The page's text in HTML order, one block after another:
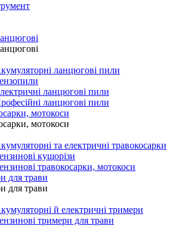
ланцюгові пили
ланцюгові пили
ланцюгові пили
мотокоси
мотокоси
та електричні травокосарки
кущорізи
травокосарки, мотокоси
для трави
для трави
й електричні тримери
тримери для трави